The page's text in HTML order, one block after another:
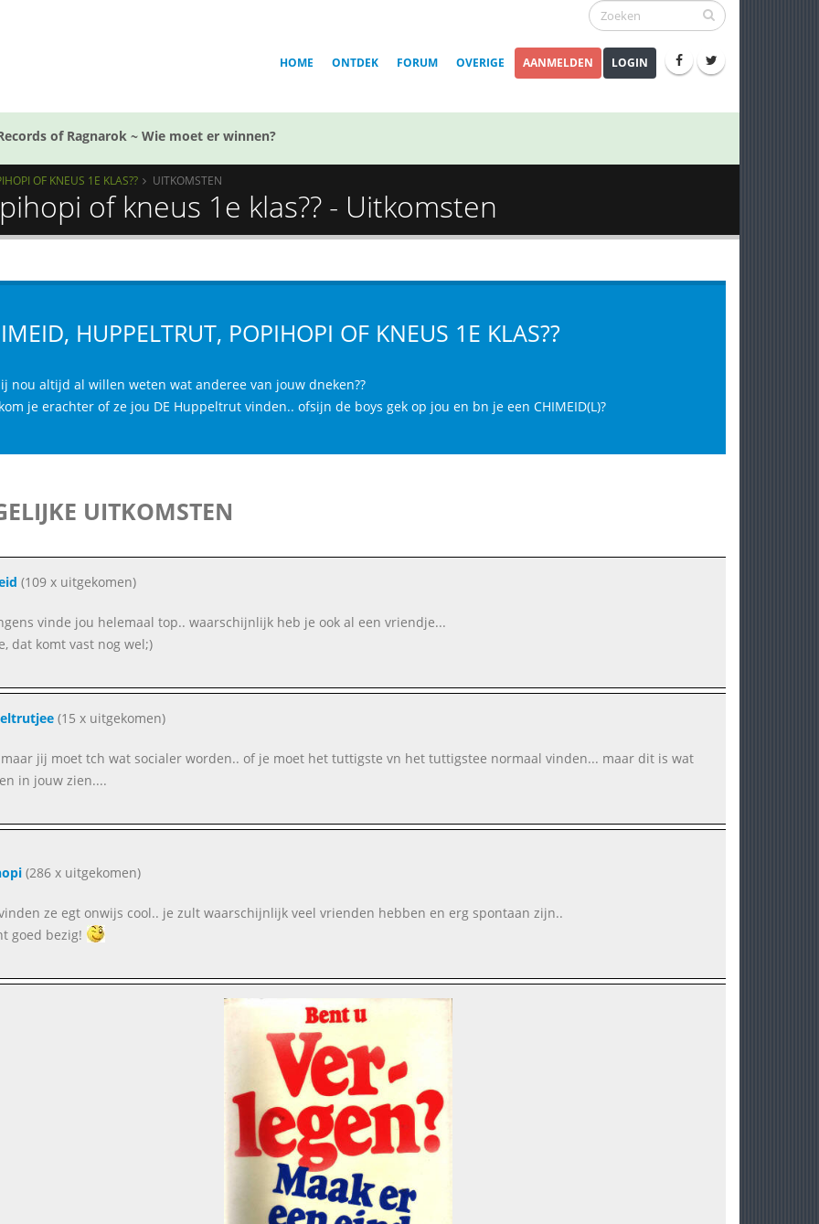
HOME ONTDEK FORUM OVERIGE AANMELDEN LOGIN
of Ragnarok ~ Wie moet er winnen?
OF KNEUS 1E KLAS?? UITKOMSTEN
of kneus 1e klas?? - Uitkomsten
HUPPELTRUT, POPIHOPI OF KNEUS 1E KLAS??
nou altijd al willen weten wat anderee van jouw dneken??
je erachter of ze jou DE Huppeltrut vinden.. ofsijn de boys gek op jou en bn je een CHIMEID(L)?
UITKOMSTEN
(109 x uitgekomen)
vinde jou helemaal top.. waarschijnlijk heb je ook al een vriendje...
dat komt vast nog wel;)
(15 x uitgekomen)
jij moet tch wat socialer worden.. of je moet het tuttigste vn het tuttigstee normaal vinden... maar dit is wat
in jouw zien....
(286 x uitgekomen)
ze egt onwijs cool.. je zult waarschijnlijk veel vrienden hebben en erg spontaan zijn..
goed bezig!